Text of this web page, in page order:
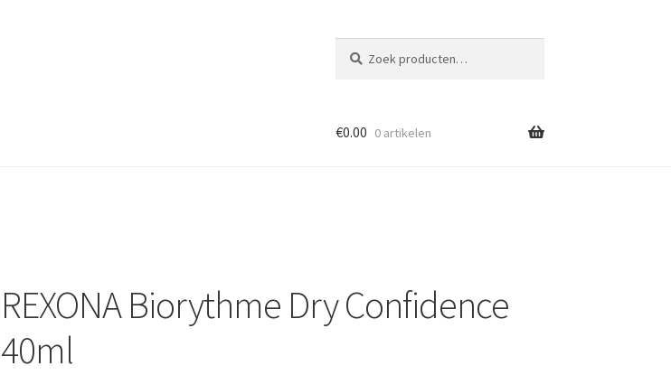
naar:
€0.00 0 artikelen
REXONA Biorythme Dry Confidence
40ml